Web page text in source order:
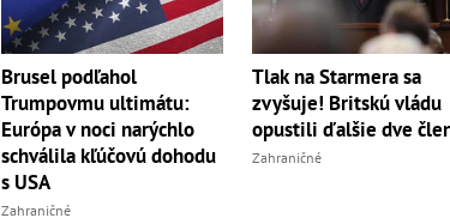
Brusel podľahol
Trumpovmu ultimátu:
Európa v noci narýchlo
schválila kľúčovú dohodu
s USA
Zahraničné
Tlak na Starmera sa
zvyšuje! Britskú vládu
opustili ďalšie dve
Zahraničné